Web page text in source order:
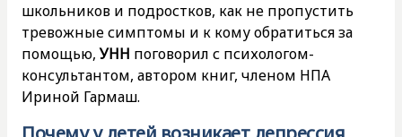
школьников и подростков, как не пропустить
тревожные симптомы и к кому обратиться за
помощью,УНН поговорил с психологом-
консультантом, автором книг, членом НПА
Ириной Гармаш.